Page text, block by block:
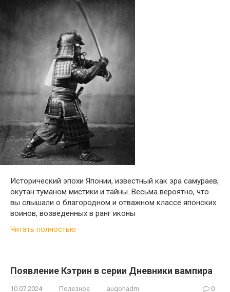
Исторический эпохи Японии, известный как эра самураев,
окутан туманом мистики и тайны. Весьма вероятно, что
вы слышали о благородном и отважном классе японских
воинов, возведенных в ранг иконы
Читать полностью
Появление Кэтрин в серии Дневники вампира
10.07.2024 Полезное augohadm 0